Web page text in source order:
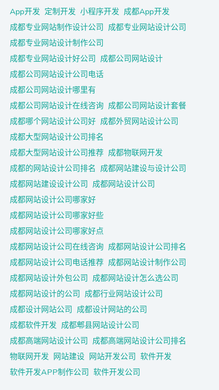
App开发 定制开发 小程序开发 成都App开发
成都专业网站制作设计公司 成都专业网站设计公司
成都专业网站设计制作公司
成都专业网站设计好公司 成都公司网站设计
成都公司网站设计公司电话
成都公司网站设计哪里有
成都公司网站设计在线咨询 成都公司网站设计套餐
成都哪个网站设计公司好 成都外贸网站设计公司
成都大型网站设计公司排名
成都大型网站设计公司推荐 成都物联网开发
成都的网站设计公司排名 成都网站建设与设计公司
成都网站建设设计公司 成都网站设计公司
成都网站设计公司哪家好
成都网站设计公司哪家好些
成都网站设计公司哪家好点
成都网站设计公司在线咨询 成都网站设计公司排名
成都网站设计公司电话推荐 成都网站设计制作公司
成都网站设计外包公司 成都网站设计怎么选公司
成都网站设计的公司 成都行业网站设计公司
成都设计网站公司 成都设计网站的公司
成都软件开发 成都郫县网站设计公司
成都高端网站设计公司 成都高端网站设计公司排名
物联网开发 网站建设 网站开发公司 软件开发
软件开发APP制作公司 软件开发公司